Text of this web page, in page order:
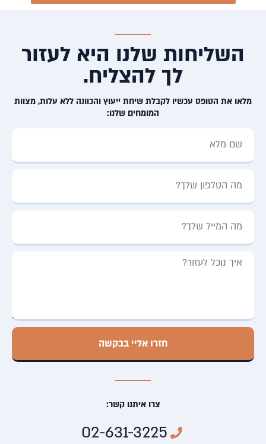
השליחות שלנו היא לעזור
לך להצליח.
מלאו את הטופס עכשיו לקבלת שיחת ייעוץ והכוונה ללא עלות, מצוות
המומחים שלנו:
חזרו אליי בבקשה
צרו איתנו קשר:
02-631-3225